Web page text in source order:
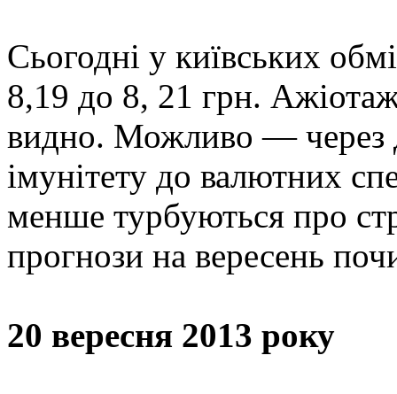
Сьогодні у київських
8,19 до 8, 21 грн.
видно. Можливо — через
імунітету до валютних
менше турбуються про
прогнози на вересень
20 вересня 2013 року